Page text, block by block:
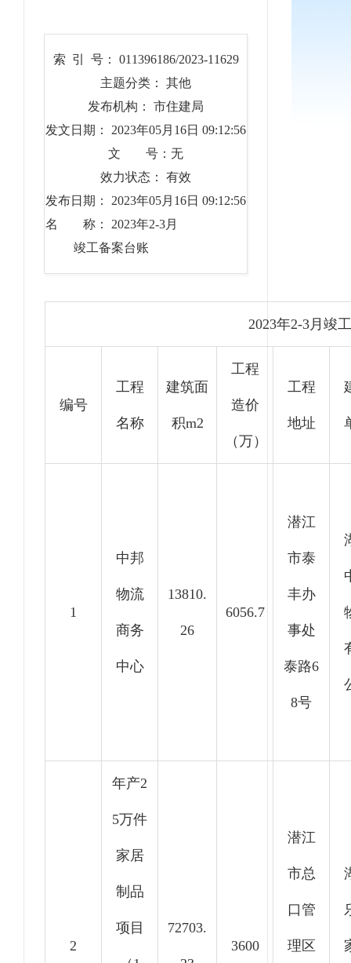
索 引 号： 011396186/2023-11629
主题分类： 其他
发布机构： 市住建局
发文日期： 2023年05月16日 09:12:56
文 号：无
效力状态： 有效
发布日期： 2023年05月16日 09:12:56
名 称： 2023年2-3月
竣工备案台账
2023年2-3月竣
编号
工程
名称
建筑面
积m2
工程
造价
（万）
工程
地址
1
中邦
物流
商务
中心
13810.
26
6056.7
潜江
市泰
丰办
事处
泰路6
8号
2
年产2
5万件
家居
制品
项目 72703.
3600
潜江
市总
口管
理区